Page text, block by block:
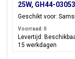
25W, GH44-
Geschikt voor:
Voorraad: 0
Levertijd:
15 werkdagen